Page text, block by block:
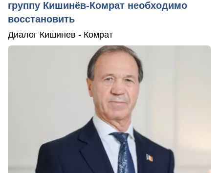
группу Кишинёв-Комрат необходимо
восстановить
Диалог Кишинев - Комрат